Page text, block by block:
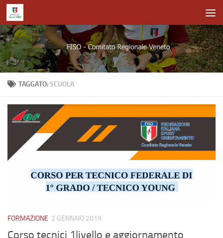
Salta al contenuto
TAGGATO:SCUOLA
FORMAZIONE 2 GENNAIO 2019
Corso tecnici 1livello e aggiornamento